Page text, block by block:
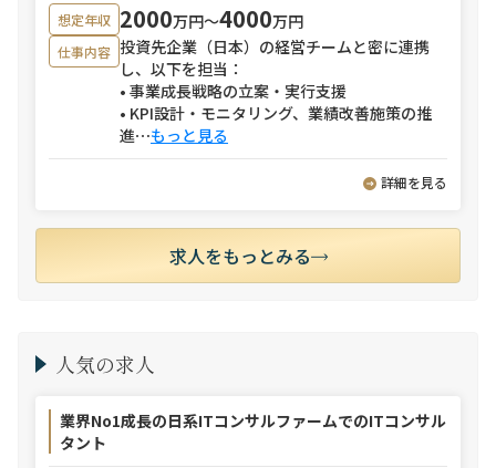
想定年収 2000万円〜4000万円
仕事内容 投資先企業（日本）の経営チームと密に連携
し、以下を担当：
• 事業成長戦略の立案・実行支援
• KPI設計・モニタリング、業績改善施策の推
進⋯もっと見る
詳細を見る
求人をもっとみる
人気の求人
業界No1成長の日系ITコンサルファームでのITコンサル
タント